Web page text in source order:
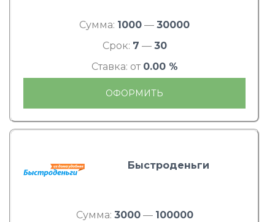
Сумма: 1000 — 30000
Срок: 7 — 30
Ставка: от 0.00 %
ОФОРМИТЬ
Быстроденьги
Сумма: 3000— 100000